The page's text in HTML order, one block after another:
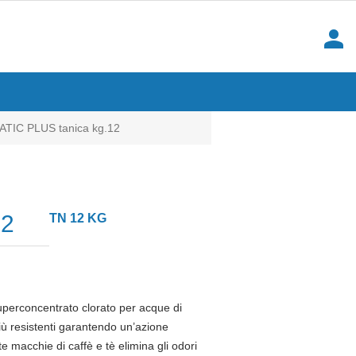
person
PLUS tanica kg.12
TN 12 KG
clorato per acque di
resistenti garantendo un’azione
macchie di caffè e tè elimina gli odori